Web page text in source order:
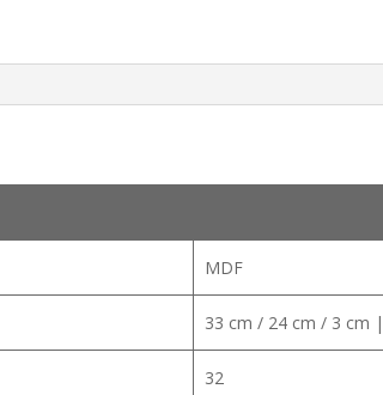
MDF
33 cm / 24 cm / 3 cm
32